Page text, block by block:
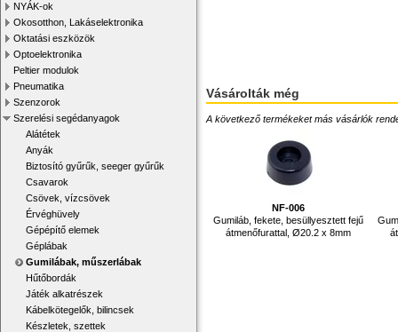
NYÁK-ok
Okosotthon, Lakáselektronika
Oktatási eszközök
Optoelektronika
Peltier modulok
Pneumatika
Szenzorok
Szerelési segédanyagok
Alátétek
Anyák
Biztosító gyűrűk, seeger gyűrűk
Csavarok
Csövek, vízcsövek
Érvéghüvely
Gépépítő elemek
Géplábak
Gumilábak, műszerlábak
Hűtőbordák
Játék alkatrészek
Kábelkötegelők, bilincsek
Készletek, szettek
Vásárolták még
A következő termékeket más vásárlók
NF-006
Gumiláb, fekete, besüllyesztett fejű
átmenőfurattal, Ø20.2 x 8mm